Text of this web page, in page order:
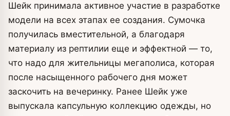
Шейк принимала активное участие в разработке
модели на всех этапах ее создания. Сумочка
получилась вместительной, а благодаря
материалу из рептилии еще и эффектной — то,
что надо для жительницы мегаполиса, которая
после насыщенного рабочего дня может
заскочить на вечеринку. Ранее Шейк уже
выпускала капсульную коллекцию одежды, но